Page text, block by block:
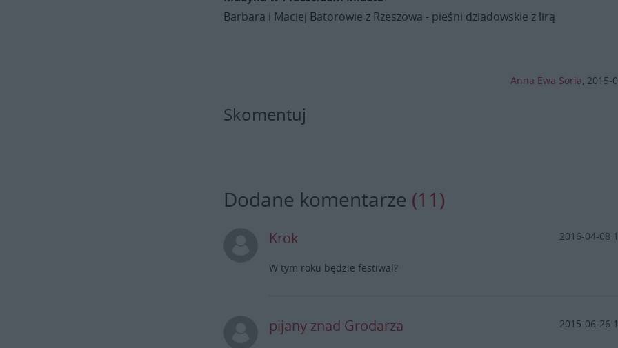
Barbara i Maciej Batorowie z Rzeszowa - pieśni dziadowskie z lirą
Anna Ewa Soria 2015-
Skomentuj
Dodane komentarze (11)
Krok 2016-04-08
W tym roku będzie festiwal?
pijany znad Grodarza 2015-06-26